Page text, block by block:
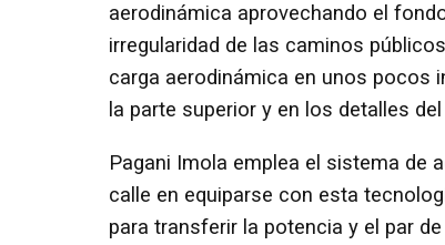
aerodinámica aprovechando el
irregularidad de las caminos
carga aerodinámica en unos pocos
la parte superior y en los detalles
Pagani Imola emplea el sistema de
calle en equiparse con esta
para transferir la potencia y el par